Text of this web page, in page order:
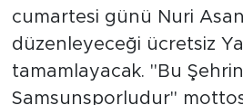
cumartesi günü Nuri
düzenleyeceği ücretsiz
tamamlayacak. "Bu
Samsunsporludur"